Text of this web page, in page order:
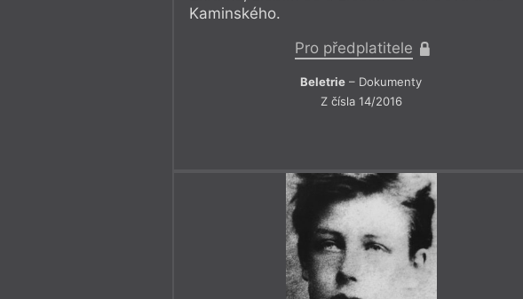
Kaminského.
Pro předplatitele
Beletrie – Dokumenty
Z čísla 14/2016